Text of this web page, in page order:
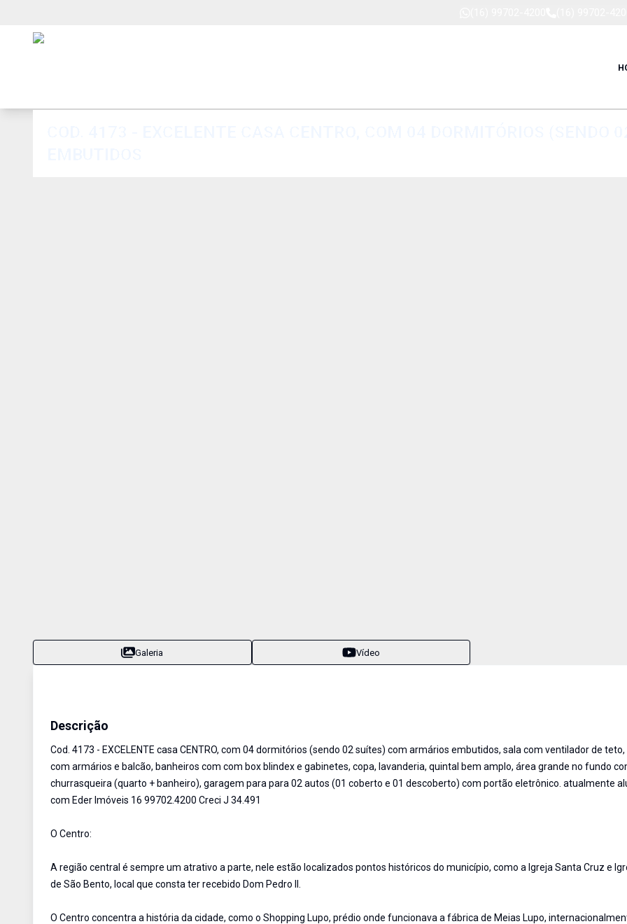
Galeria Vídeo
Descrição
Cod. 4173 - EXCELENTE casa CENTRO, com 04 dormitórios (sendo 02 suítes) com armários embutidos, sala com ventilador de
com armários e balcão, banheiros com com box blindex e gabinetes, copa, lavanderia, quintal bem amplo, área grande no fundo
churrasqueira (quarto + banheiro), garagem para para 02 autos (01 coberto e 01 descoberto) com portão eletrônico. atualmente
com Eder Imóveis 16 99702.4200 Creci J 34.491
O Centro:
A região central é sempre um atrativo a parte, nele estão localizados pontos históricos do município, como a Igreja Santa Cruz e
de São Bento, local que consta ter recebido Dom Pedro II.
O Centro concentra a história da cidade, como o Shopping Lupo, prédio onde funcionava a fábrica de Meias Lupo,